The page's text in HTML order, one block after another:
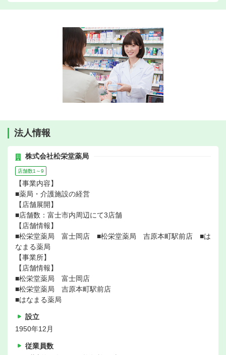
法人情報
株式会社松栄堂薬局
店舗数1～9
【事業内容】
■薬局・介護施設の経営
【店舗展開】
■店舗数：富士市内周辺にて3店舗
【店舗情報】
■松栄堂薬局 富士岡店 ■松栄堂薬局 吉原本町駅前店 ■は
なまる薬局
【事業所】
【店舗情報】
■松栄堂薬局 富士岡店
■松栄堂薬局 吉原本町駅前店
■はなまる薬局
設立
1950年12月
従業員数